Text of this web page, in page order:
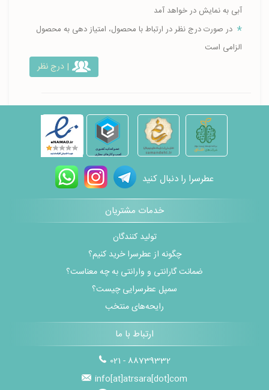
آبی به نمایش در خواهد آمد
در صورت درج نظر در ارتباط با محصول، امتیاز دهی به محصول
الزامی است
| درج نظر
عطرسرا را دنبال کنید
خدمات مشتریان
تولید کنندگان
چگونه از عطرسرا خرید کنیم؟
ضمانت گارانتی و وارانتی به چه معناست؟
سمپل عطرسرایی چیست؟
رایحه‌های منتخب
ارتباط با ما
021 - 88739332
info[at]atrsara[dot]com